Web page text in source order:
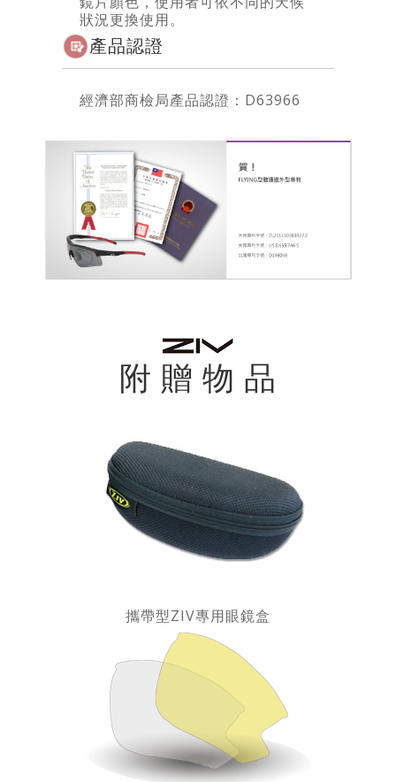
狀況更換使用。
產品認證
經濟部商檢局產品認證：D63966
附 贈 物 品
攜帶型ZIV專用眼鏡盒